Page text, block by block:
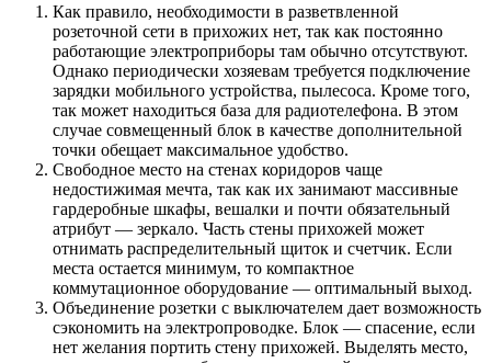
Как правило, необходимости в разветвленной
розеточной сети в прихожих нет, так как постоянно
работающие электроприборы там обычно отсутствуют.
Однако периодически хозяевам требуется подключение
зарядки мобильного устройства, пылесоса. Кроме того,
так может находиться база для радиотелефона. В этом
случае совмещенный блок в качестве дополнительной
точки обещает максимальное удобство.
Свободное место на стенах коридоров чаще
недостижимая мечта, так как их занимают массивные
гардеробные шкафы, вешалки и почти обязательный
атрибут — зеркало. Часть стены прихожей может
отнимать распределительный щиток и счетчик. Если
места остается минимум, то компактное
коммутационное оборудование — оптимальный выход.
Объединение розетки с выключателем дает возможность
сэкономить на электропроводке. Блок — спасение, если
нет желания портить стену прихожей. Выделять место,